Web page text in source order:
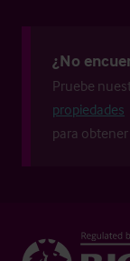
¿No
Pruebe
propiedades
para